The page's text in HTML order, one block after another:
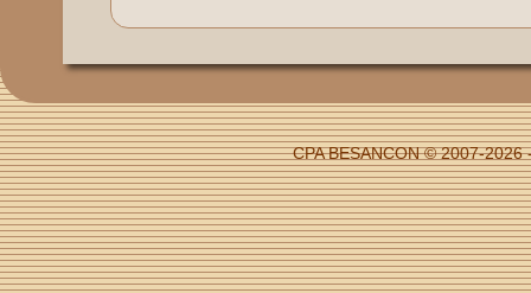
CPA BESANCON © 2007-